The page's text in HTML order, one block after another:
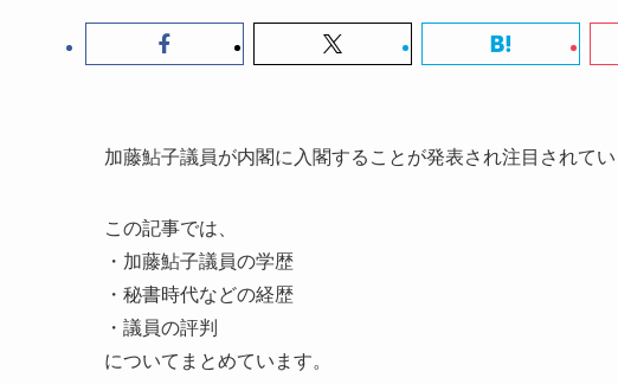
加藤鮎子議員が内閣に入閣することが発表され注目されてい
この記事では、
・加藤鮎子議員の学歴
・秘書時代などの経歴
・議員の評判
についてまとめています。